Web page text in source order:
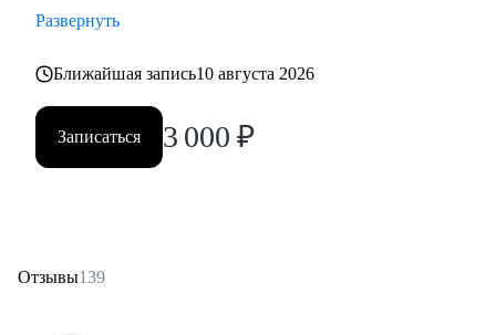
Развернуть
Ближайшая запись10 августа 2026
Записаться 3 000 ₽
Отзывы139